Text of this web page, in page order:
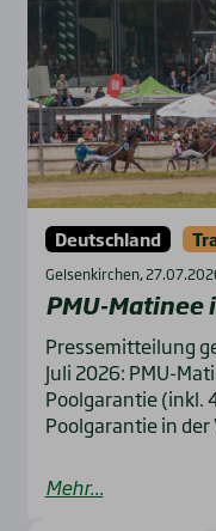
Deutschland
Gelsenkirchen,
PMU-Mati­nee
Pressemitteilung
Juli 2026: PMU-
Poolgarantie (inkl.
Poolgarantie in der
Mehr...